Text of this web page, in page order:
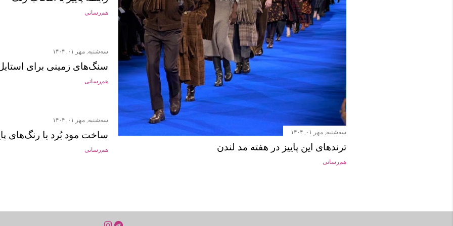
سه‌شنبه, مهر ۰۱, ۱۴۰۴
ترندهای این پاییز در هفته مد لندن
هم‌رسانی
هم‌رسانی
سه‌شنبه, مهر ۰۱, ۱۴۰۴
سنگ‌های زمینی برای
هم‌رسانی
سه‌شنبه, مهر ۰۱, ۱۴۰۴
ساخت مود بُرد با رنگ‌های
هم‌رسانی